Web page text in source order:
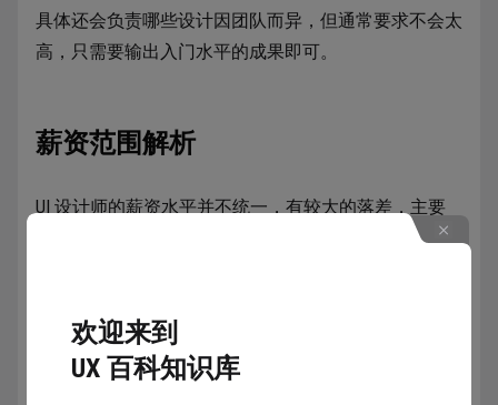
具体还会负责哪些设计因团队而异，但通常要求不会太
高，只需要输出入门水平的成果即可。
薪资范围解析
UI 设计师的薪资水平并不统一，有较大的落差，主要
公司类型
所在城市包含一线城市、省会城市、其它三类。这是我
欢迎来到
UX 百科知识库